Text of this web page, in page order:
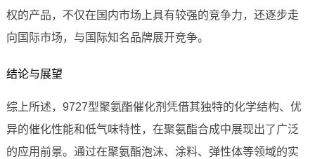
权的产品，不仅在国内市场上具有较强的竞争力，还逐步走
向国际市场，与国际知名品牌展开竞争。
结论与展望
综上所述，9727型聚氨酯催化剂凭借其独特的化学结构、优
异的催化性能和低气味特性，在聚氨酯合成中展现出了广泛
的应用前景。通过在聚氨酯泡沫、涂料、弹性体等领域的实